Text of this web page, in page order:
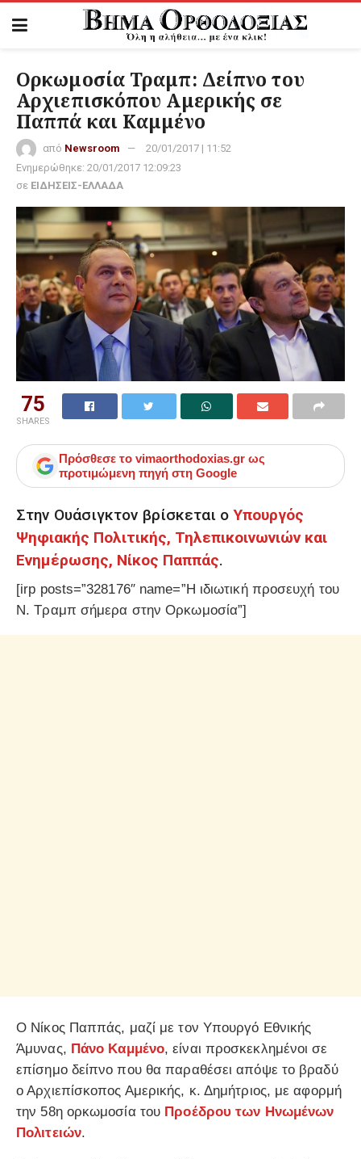
Ορκωμοσία Τραμπ: Δείπνο του
Αρχιεπισκόπου Αμερικής σε
Παππά και Καμμένο
από Newsroom
20/01/2017 | 11:52
Ενημερώθηκε: 20/01/2017 12:09:23
σε ΕΙΔΗΣΕΙΣ-ΕΛΛΑΔΑ
75
SHARES
Πρόσθεσε το vimaorthodoxias.gr ως
προτιμώμενη πηγή στη Google
Στην Ουάσιγκτον βρίσκεται ο Υπουργός
Ψηφιακής Πολιτικής, Τηλεπικοινωνιών και
Ενημέρωσης, Νίκος Παππάς.
[irp posts=”328176″ name=”Η ιδιωτική προσευχή του
Ν. Τραμπ σήμερα στην Ορκωμοσία”]
Ο Νίκος Παππάς, μαζί με τον Υπουργό Εθνικής
Άμυνας, Πάνο Καμμένο, είναι προσκεκλημένοι σε
επίσημο δείπνο που θα παραθέσει απόψε το βραδύ
ο Αρχιεπίσκοπος Αμερικής, κ. Δημήτριος, με αφορμή
την 58η ορκωμοσία του Προέδρου των Ηνωμένων
Πολιτειών.